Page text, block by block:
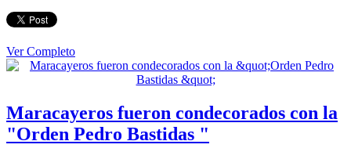
Ver Completo
Maracayeros fueron condecorados con la
"Orden Pedro Bastidas "